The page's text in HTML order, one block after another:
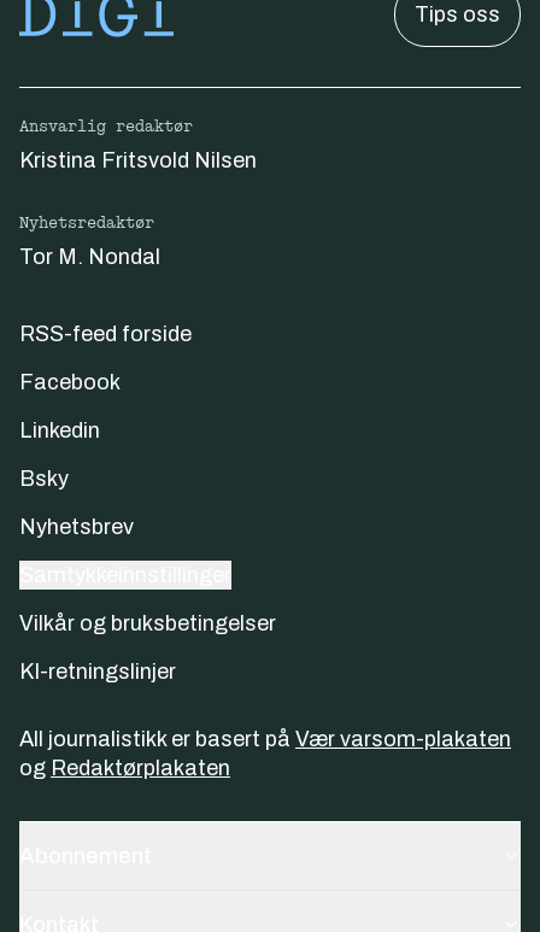
Tips oss
Ansvarlig redaktør
Kristina Fritsvold Nilsen
Nyhetsredaktør
Tor M. Nondal
RSS-feed forside
Facebook
Linkedin
Bsky
Nyhetsbrev
Vilkår og bruksbetingelser
KI-retningslinjer
All journalistikk er basert på Vær varsom-plakaten
og Redaktørplakaten